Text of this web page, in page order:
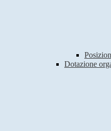
Dotazione